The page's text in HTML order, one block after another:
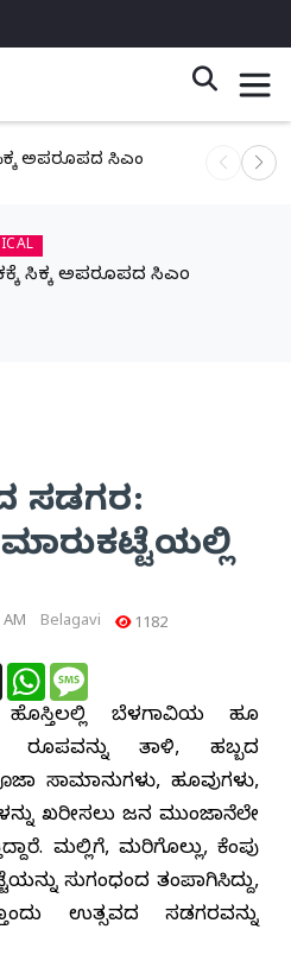
ಸಿಕ್ಕ ಅಪರೂಪದ ಸಿಎಂ ನಾಳೆ
ಸಿಕ್ಕ ಅಪರೂಪದ ಸಿಎಂ
ಸಡಗರ:
Belagavi 1182
X WhatsApp
ಹೊಸ್ತಿಲಲ್ಲಿ ಬೆಳಗಾವಿಯ ಹೂ
ರೂಪವನ್ನು ತಾಳಿ, ಹಬ್ಬದ
ಸಾಮಾನುಗಳು, ಹೂವುಗಳು,
ಖರೀದಿಸಲು ಜನ ಮುಂಜಾನೆಲೇ
ಮಲ್ಲಿಗೆ, ಮರಿಗೊಲ್ಲು, ಕೆಂಪು
ಸುಗಂಧದಿಂದ ತಂಪಾಗಿಸಿದ್ದು,
ಉತ್ಸವದ ಸಡಗರವನ್ನು